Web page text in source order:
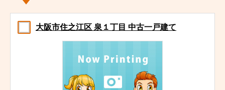
大阪市住之江区 泉１丁目 中古一戸建て